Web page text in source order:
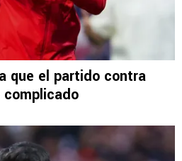
que el partido contra
complicado